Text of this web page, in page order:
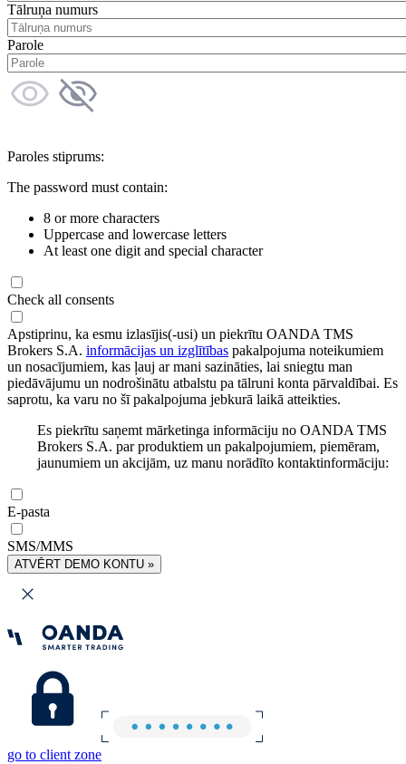
Tālruņa numurs
Parole
Paroles stiprums:
The password must contain:
8 or more characters
Uppercase and lowercase letters
At least one digit and special character
Check all consents
Apstiprinu, ka esmu izlasījis(-usi) un piekrītu OANDA TMS
Brokers S.A. informācijas un izglītības pakalpojuma noteikumiem
un nosacījumiem, kas ļauj ar mani sazināties, lai sniegtu man
piedāvājumu un nodrošinātu atbalstu pa tālruni konta pārvaldībai. Es
saprotu, ka varu no šī pakalpojuma jebkurā laikā atteikties.
Es piekrītu saņemt mārketinga informāciju no OANDA TMS
Brokers S.A. par produktiem un pakalpojumiem, piemēram,
jaunumiem un akcijām, uz manu norādīto kontaktinformāciju:
E-pasta
SMS/MMS
ATVĒRT DEMO KONTU »
go to client zone